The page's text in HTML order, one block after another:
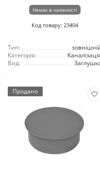
Немає в наявності
Код товару: 23404
Тип:
Категорія:
Вид:
Продано